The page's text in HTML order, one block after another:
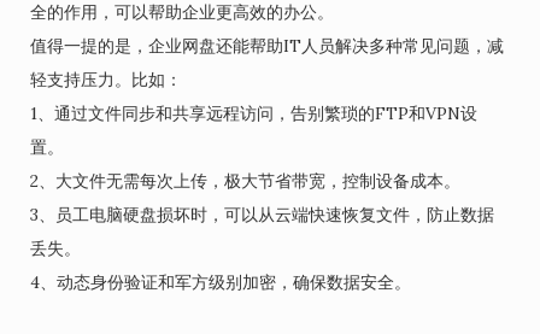
全的作用，可以帮助企业更高效的办公。
值得一提的是，企业网盘还能帮助IT人员解决多种常见问题，减
轻支持压力。比如：
1、通过文件同步和共享远程访问，告别繁琐的FTP和VPN设
置。
2、大文件无需每次上传，极大节省带宽，控制设备成本。
3、员工电脑硬盘损坏时，可以从云端快速恢复文件，防止数据
丢失。
4、动态身份验证和军方级别加密，确保数据安全。